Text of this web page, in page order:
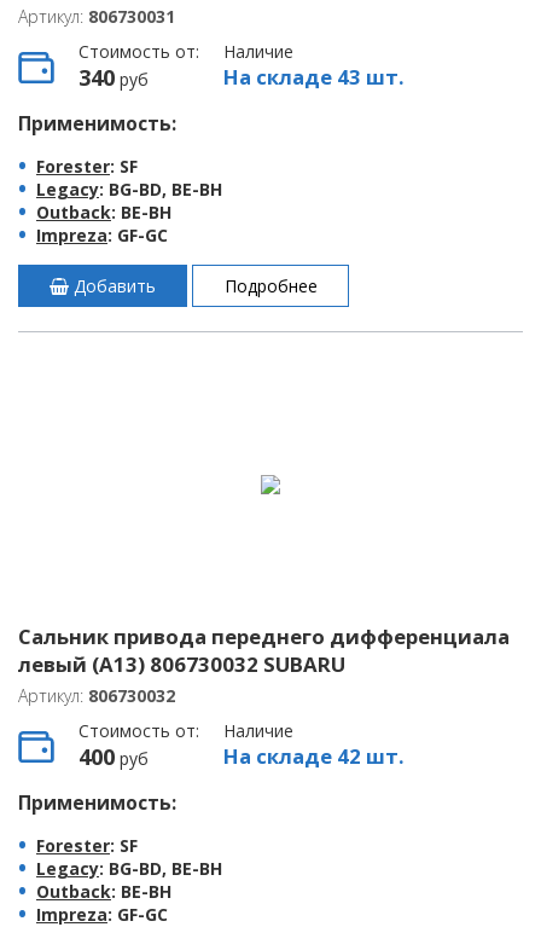
Артикул: 806730031
Стоимость от:
340 руб
Наличие
На складе 43 шт.
Применимость:
Forester: SF
Legacy: BG-BD, BE-BH
Outback: BE-BH
Impreza: GF-GC
Добавить Подробнее
Сальник привода переднего дифференциала
левый (A13) 806730032 SUBARU
Артикул: 806730032
Стоимость от:
400 руб
Наличие
На складе 42 шт.
Применимость:
Forester: SF
Legacy: BG-BD, BE-BH
Outback: BE-BH
Impreza: GF-GC